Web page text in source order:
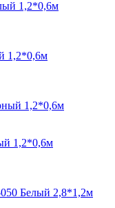
1,2*0,6м
1,2*0,6м